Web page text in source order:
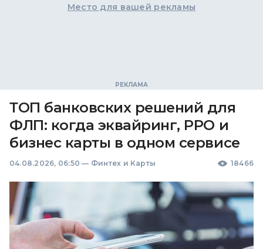
Место для вашей рекламы
ТОП банковских решений для
ФЛП: когда эквайринг, РРО и
бизнес карты в одном сервисе
04.08.2026, 06:50 — Финтех и Карты 18466